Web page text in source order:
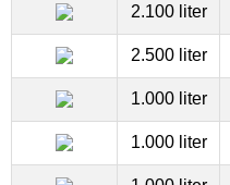
2.100 liter
2.500 liter
1.000 liter
1.000 liter